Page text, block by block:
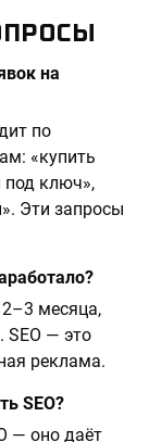
на
по
«купить
под ключ»,
Эти запросы
месяца,
SEO — это
реклама.
SEO?
— оно даёт